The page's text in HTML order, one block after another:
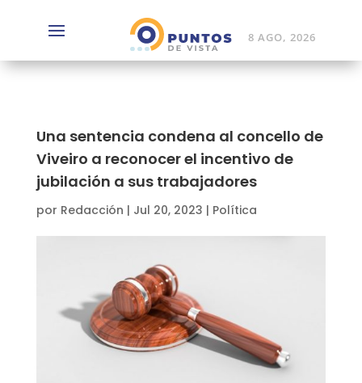
8 AGO, 2026
Una sentencia condena al concello de
Viveiro a reconocer el incentivo de
jubilación a sus trabajadores
por Redacción | Jul 20, 2023 | Política